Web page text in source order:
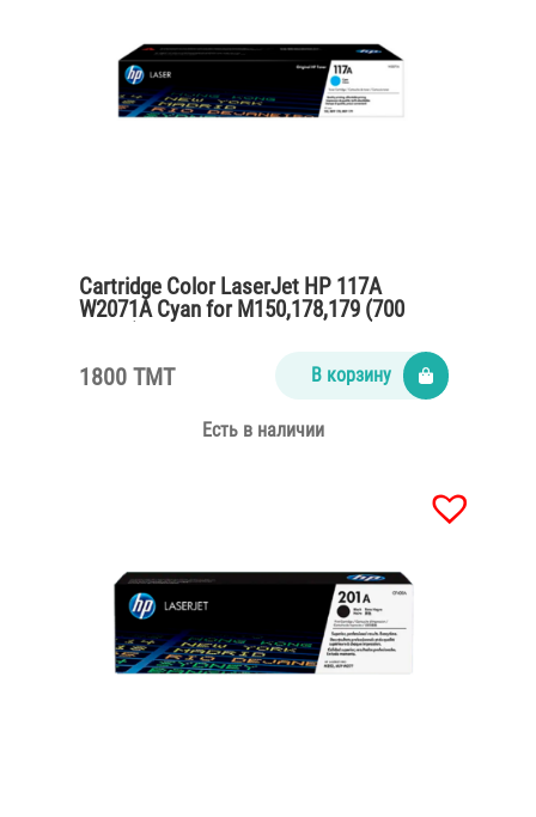
Cartridge Color LaserJet HP 117A
W2071A Cyan for M150,178,179 (700
pages)
1800 TMT В корзину
Есть в наличии